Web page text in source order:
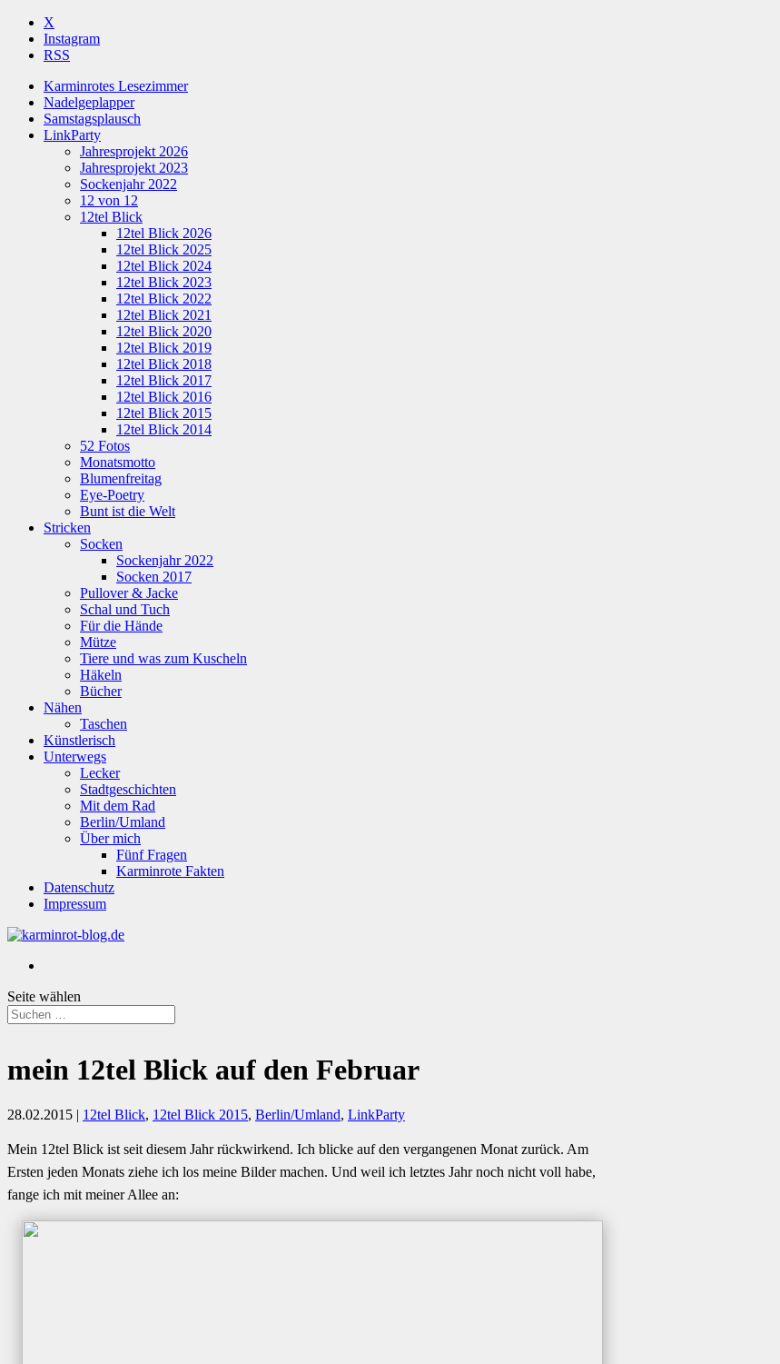
X
Instagram
RSS
Karminrotes Lesezimmer
Nadelgeplapper
Samstagsplausch
LinkParty
Jahresprojekt 2026
Jahresprojekt 2023
Sockenjahr 2022
12 von 12
12tel Blick
12tel Blick 2026
12tel Blick 2025
12tel Blick 2024
12tel Blick 2023
12tel Blick 2022
12tel Blick 2021
12tel Blick 2020
12tel Blick 2019
12tel Blick 2018
12tel Blick 2017
12tel Blick 2016
12tel Blick 2015
12tel Blick 2014
52 Fotos
Monatsmotto
Blumenfreitag
Eye-Poetry
Bunt ist die Welt
Stricken
Socken
Sockenjahr 2022
Socken 2017
Pullover & Jacke
Schal und Tuch
Für die Hände
Mütze
Tiere und was zum Kuscheln
Häkeln
Bücher
Nähen
Taschen
Künstlerisch
Unterwegs
Lecker
Stadtgeschichten
Mit dem Rad
Berlin/Umland
Über mich
Fünf Fragen
Karminrote Fakten
Datenschutz
Impressum
Seite wählen
mein 12tel Blick auf den Februar
28.02.2015 | 12tel Blick, 12tel Blick 2015, Berlin/Umland, LinkParty
Mein 12tel Blick ist seit diesem Jahr rückwirkend. Ich blicke auf den vergangenen Monat zurück. Am
Ersten jeden Monats ziehe ich los meine Bilder machen. Und weil ich letztes Jahr noch nicht voll habe,
fange ich mit meiner Allee an: